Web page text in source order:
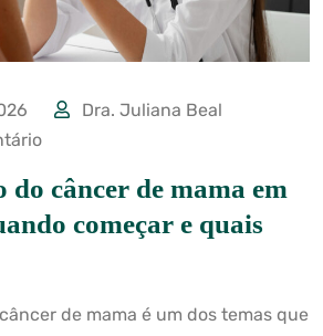
Dra. Juliana Beal
do câncer de mama em
começar e quais
de mama é um dos temas que